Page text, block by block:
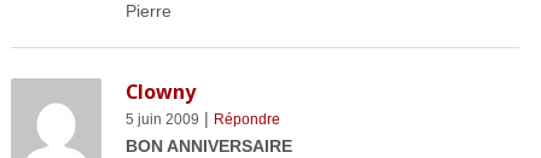
Pierre
Clowny
5 juin 2009 | Répondre
BON ANNIVERSAIRE